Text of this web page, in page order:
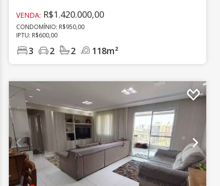
VENDA: R$1.420.000,00
CONDOMÍNIO: R$950,00
IPTU: R$600,00
3 2 2 118m²